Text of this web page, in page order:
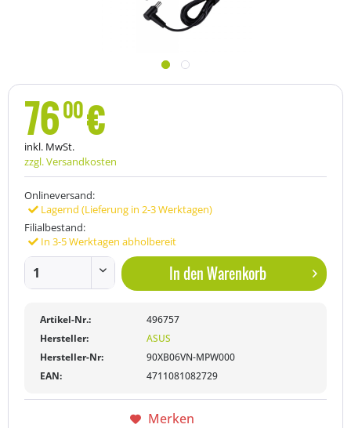
7600€
inkl. MwSt.
zzgl. Versandkosten
Onlineversand:
Lagernd (Lieferung in 2-3 Werktagen)
Filialbestand:
In 3-5 Werktagen abholbereit
In denWarenkorb
Artikel-Nr.:
496757
Hersteller:
ASUS
Hersteller-Nr:
90XB06VN-MPW000
EAN:
4711081082729
Merken